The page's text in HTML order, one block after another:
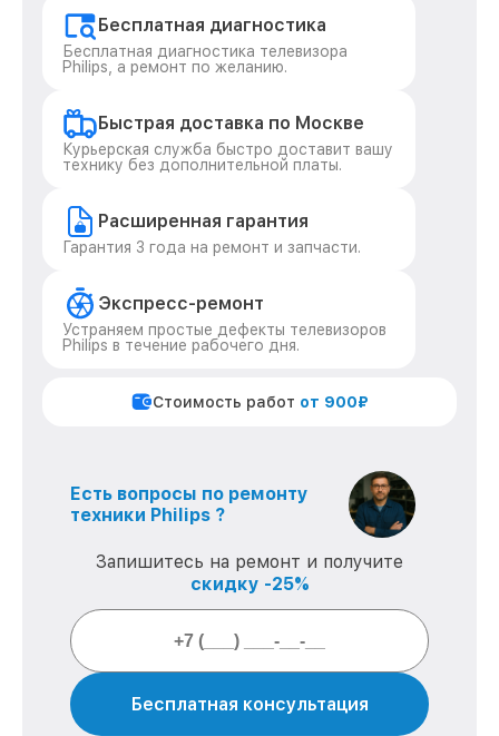
Бесплатная диагностика
Бесплатная диагностика телевизора
Philips, а ремонт по желанию.
Быстрая доставка по Москве
Курьерская служба быстро доставит вашу
технику без дополнительной платы.
Расширенная гарантия
Гарантия 3 года на ремонт и запчасти.
Экспресс-ремонт
Устраняем простые дефекты телевизоров
Philips в течение рабочего дня.
Стоимость работ от 900₽
Есть вопросы по ремонту
техники Philips ?
Запишитесь на ремонт и получите
скидку -25%
Бесплатная консультация